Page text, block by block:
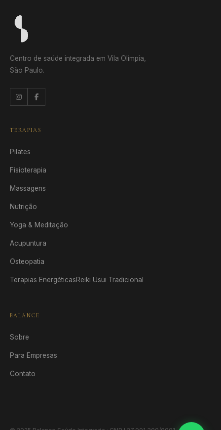
Centro de saúde integrada em Vila Olímpia,
São Paulo.
TERAPIAS
Pilates
Fisioterapia
Massagens
Nutrição
Yoga & Meditação
Acupuntura
Osteopatia
Terapias EnergéticasReiki Usui Tradicional
BALANCE
Sobre
Para Empresas
Contato